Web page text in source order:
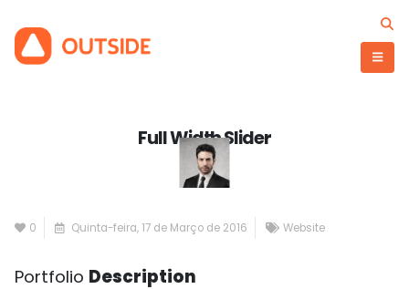
Full Width Slider
1 photo
0 Quinta-feira, 17 de Março de 2016 Website
Portfolio Description